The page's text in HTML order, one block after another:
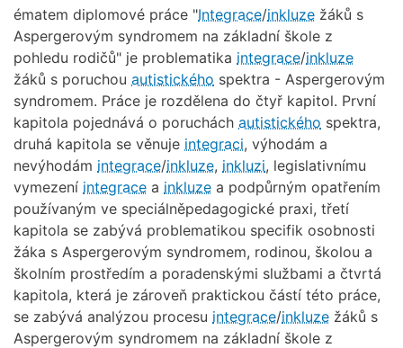
ématem diplomové práce "Integrace/inkluze žáků s
Aspergerovým syndromem na základní škole z
pohledu rodičů" je problematika integrace/inkluze
žáků s poruchou autistického spektra - Aspergerovým
syndromem. Práce je rozdělena do čtyř kapitol. První
kapitola pojednává o poruchách autistického spektra,
druhá kapitola se věnuje integraci, výhodám a
nevýhodám integrace/inkluze, inkluzi, legislativnímu
vymezení integrace a inkluze a podpůrným opatřením
používaným ve speciálněpedagogické praxi, třetí
kapitola se zabývá problematikou specifik osobnosti
žáka s Aspergerovým syndromem, rodinou, školou a
školním prostředím a poradenskými službami a čtvrtá
kapitola, která je zároveň praktickou částí této práce,
se zabývá analýzou procesu integrace/inkluze žáků s
Aspergerovým syndromem na základní škole z